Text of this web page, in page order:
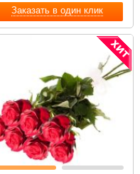
Заказать в один клик